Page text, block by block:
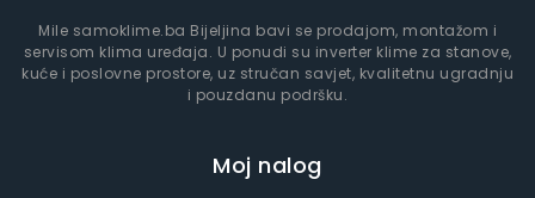
Mile samoklime.ba Bijeljina bavi se prodajom, montažom i
servisom klima uređaja. U ponudi su inverter klime za stanove,
kuće i poslovne prostore, uz stručan savjet, kvalitetnu ugradnju
i pouzdanu podršku.
Moj nalog